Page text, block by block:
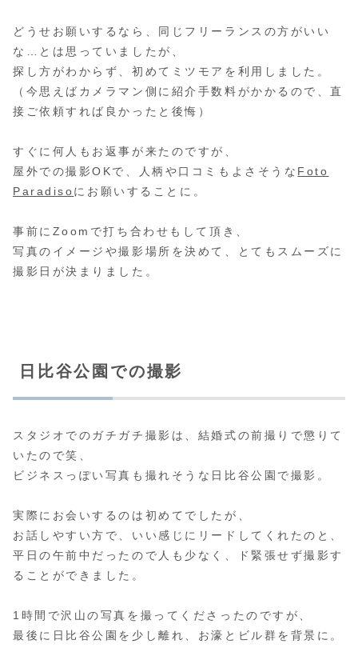
どうせお願いするなら、同じフリーランスの方がいい
な…とは思っていましたが、
探し方がわからず、初めてミツモアを利用しました。
（今思えばカメラマン側に紹介手数料がかかるので、直
接ご依頼すれば良かったと後悔）
すぐに何人もお返事が来たのですが、
屋外での撮影OKで、人柄や口コミもよさそうな Foto
Paradisoにお願いすることに。
事前にZoomで打ち合わせもして頂き、
写真のイメージや撮影場所を決めて、とてもスムーズに
撮影日が決まりました。
日比谷公園での撮影
スタジオでのガチガチ撮影は、結婚式の前撮りで懲りて
いたので笑、
ビジネスっぽい写真も撮れそうな日比谷公園で撮影。
実際にお会いするのは初めてでしたが、
お話しやすい方で、いい感じにリードしてくれたのと、
平日の午前中だったので人も少なく、ド緊張せず撮影す
ることができました。
1時間で沢山の写真を撮ってくださったのですが、
最後に日比谷公園を少し離れ、お濠とビル群を背景に。